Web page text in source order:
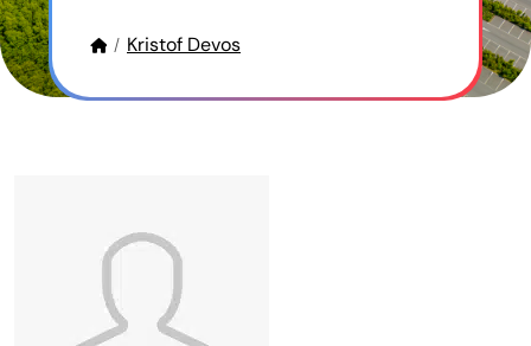
Kristof Devos